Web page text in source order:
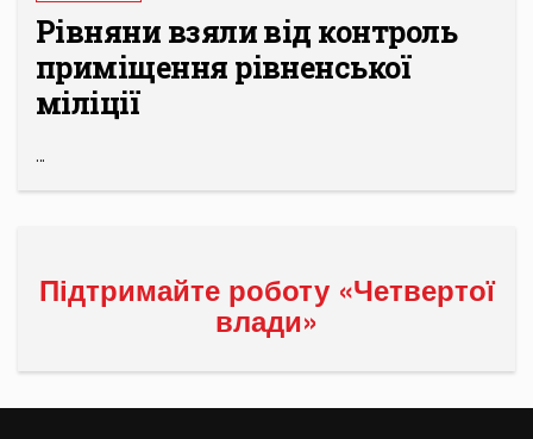
Рівняни взяли від контроль
приміщення рівненської
міліції
...
Підтримайте роботу «Четвертої
влади»